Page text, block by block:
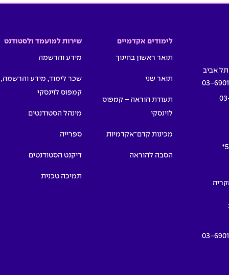
03-
55, הקריה
03-
לימודים אקדמיים
תואר ראשון בחינוך
תואר שני
תעודת הוראה – קמפוס
לוינסקי
מכינות קדם־אקדמיות
הסבה להוראה
שירות למועמד ולסטודנט
מידע והרשמה
שכר לימוד, מידע והרשמה,
קמפוס לוינסקי
מינהל הסטודנטים
ספרייה
דיקנט הסטודנטים
תמיכה טכנית